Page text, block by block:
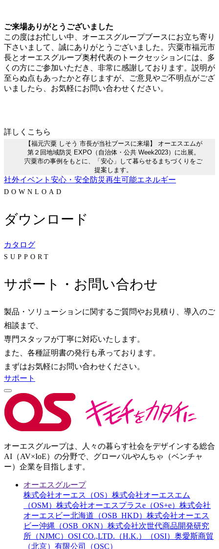
ご来場ありがとうございました
この度はお忙しい中、オーエスグループブースにお立ち寄り
下さいまして、誠にありがとうございました。宍粟市福元市
長とオーエスグループ奥村代表のトークセッションには、多
くの方にご参加いただき、非常に感謝しております。説明が
至らぬ点もあったかと存じますが、ご意見やご不明点がござ
いましたら、お気軽にお問い合わせください。
詳しくこちら
【福元宍粟 しそう 市長が当社ブースに来場】 オーエスエムが
第２回地域防災 EXPO（自治体・公共 Week2023）に出展。
宍粟市の事例をもとに、「安心」して暮らせるまちづくりをご
提案します。
社外イベント 安心・安全防災再生可能エネルギー
DOWNLOAD
ダウンロード
カタログ
SUPPORT
サポート・お問い合わせ
製品・ソリューションに関するご質問やお見積り、導入のご
相談まで、
専門スタッフが丁寧に対応いたします。
また、各種証明書の発行も承っております。
まずはお気軽にお問い合わせください。
サポート
オーエスグループは、人々の暮らす社会をデザインする総合
AI（AV×IoE）の分野で、グローバルやんちゃ（ベンチャ
ー）企業を目指します。
オーエスグループ
株式会社オーエス（OS） 株式会社オーエスエム
（OSM） 株式会社オーエスプラスe（OS+e） 株式会社
オーエスビー北海道（OSB_HKD） 株式会社オーエス
ビー沖縄（OSB_OKN） 株式会社次世代商品開発研究
所（NJMC） OSI CO.,LTD.（H.K.）（OSI） 奥愛斯商貿
（北京）有限公司（OSC）